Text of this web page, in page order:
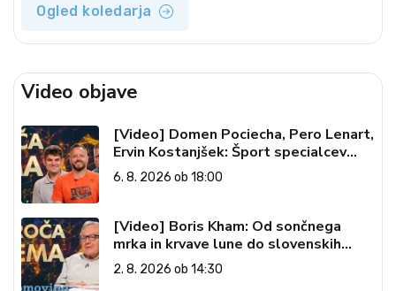
Ogled koledarja
Video objave
[Video] Domen Pociecha, Pero Lenart,
Ervin Kostanjšek: Šport specialcev
(Vroča tema, 6. 8. 2026)
6. 8. 2026 ob 18:00
[Video] Boris Kham: Od sončnega
mrka in krvave lune do slovenskih
pečatov v vesolju (Vroča tema, 2. 8.
2026)
2. 8. 2026 ob 14:30